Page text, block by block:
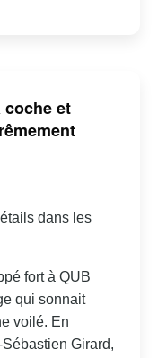
coche et
dans les
fort à QUB
qui sonnait
voilé. En
Girard,